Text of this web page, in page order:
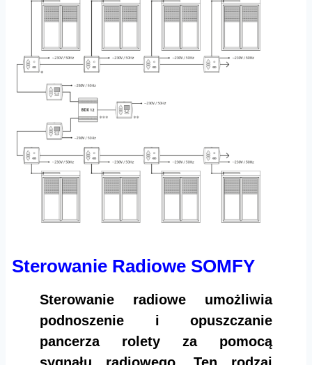
Sterowanie Radiowe SOMFY
Sterowanie radiowe umożliwia
podnoszenie i opuszczanie
pancerza rolety za pomocą